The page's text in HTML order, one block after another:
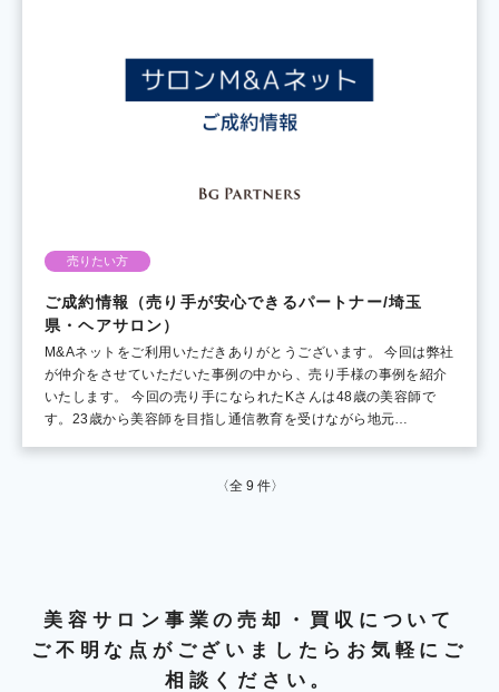
売りたい方
ご成約情報（売り手が安心できるパートナー/埼玉
県・ヘアサロン）
M&Aネットをご利用いただきありがとうございます。 今回は弊社
が仲介をさせていただいた事例の中から、売り手様の事例を紹介
いたします。 今回の売り手になられたKさんは48歳の美容師で
す。23歳から美容師を目指し通信教育を受けながら地元…
〈全 9 件〉
美容サロン事業の売却・買収について
ご不明な点がございましたらお気軽にご
相談ください。